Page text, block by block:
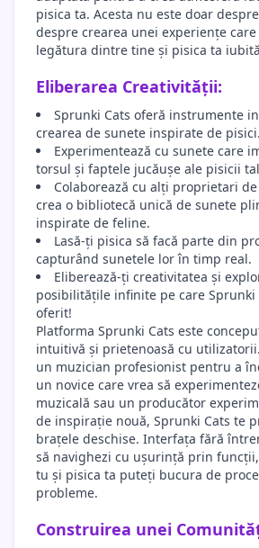
pisica ta. Acesta nu este doar
despre crearea unei experiențe
legătura dintre tine și pisica ta
Eliberarea Creativității:
Sprunki Cats oferă instrumente
crearea de sunete inspirate de pisici.
Experimentează cu sunete care
torsul și faptele jucăușe ale pisicii
Colaborează cu alți proprietari
crea o bibliotecă unică de sunete
inspirate de feline.
Lasă-ți pisica să facă parte din
capturând sunetele lor în timp real.
Eliberează-ți creativitatea și
posibilitățile infinite pe care Sprunki
oferit!
Platforma Sprunki Cats este
intuitivă și prietenoasă cu
un muzician profesionist pentru a
un novice care vrea să
muzicală sau un producător
de inspirație nouă, Sprunki Cats te
brațele deschise. Interfața fără
să navighezi cu ușurință prin
tu și pisica ta puteți bucura de
probleme.
Construirea unei